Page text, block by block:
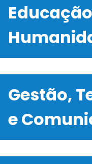
Gestão,
e